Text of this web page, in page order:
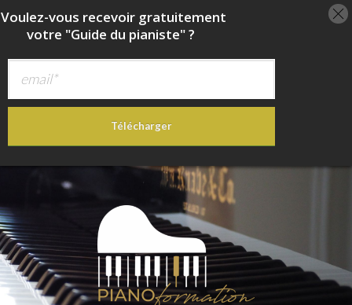
vous recevoir gratuitement
votre "Guide du pianiste" ?
Télécharger